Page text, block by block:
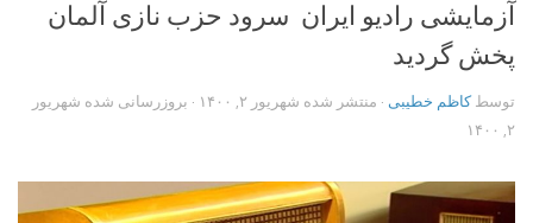
آزمایشی رادیو ایران سرود حزب نازی آلمان
پخش گردید
توسطکاظم خطیبی · منتشر شده شهریور ۲, ۱۴۰۰ · بروزرسانی شده شهریور
۲, ۱۴۰۰